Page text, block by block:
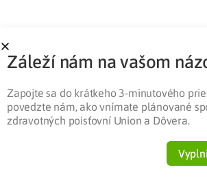
Partnerská zóna
Záleží nám na vašom
Zapojte sa do krátkeho 3-minutového
povedzte nám, ako vnímate plánované
zdravotných poisťovní Union a Dôvera.